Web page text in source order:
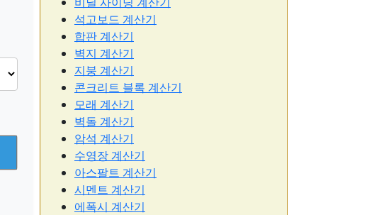
석고보드 계산기
합판 계산기
벽지 계산기
지붕 계산기
콘크리트 블록 계산기
모래 계산기
벽돌 계산기
암석 계산기
수영장 계산기
아스팔트 계산기
시멘트 계산기
에폭시 계산기